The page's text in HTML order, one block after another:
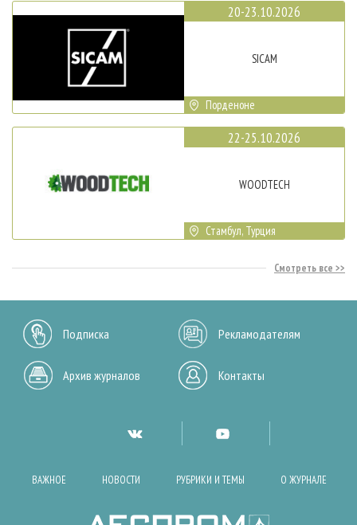
20-23.10.2026
SICAM
Порденоне
22-25.10.2026
WOODTECH
Стамбул, Турция
Смотреть все
Подписка Рекламодателям
Архив журналов Контакты
ВАЖНОЕ НОВОСТИ РУБРИКИ И ТЕМЫ О ЖУРНАЛЕ